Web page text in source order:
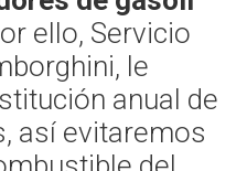
ello, Servicio
le
anual de
así evitaremos